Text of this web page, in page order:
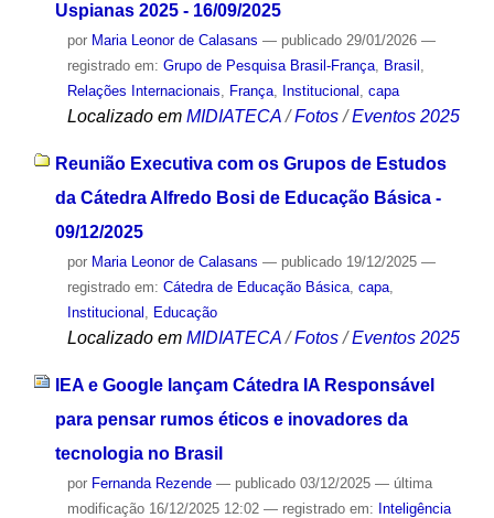
Uspianas 2025 - 16/09/2025
por Maria Leonor de Calasans — publicado29/01/2026 —
registrado em: Grupo de Pesquisa Brasil-França, Brasil ,
Relações Internacionais, França, Institucional , capa
Localizado em MIDIATECA /Fotos /Eventos 2025
Reunião Executiva com os Grupos de Estudos
da Cátedra Alfredo Bosi de Educação Básica -
09/12/2025
por Maria Leonor de Calasans — publicado19/12/2025 —
registrado em: Cátedra de Educação Básica, capa,
Institucional , Educação
Localizado em MIDIATECA /Fotos /Eventos 2025
IEA e Google lançam Cátedra IA Responsável
para pensar rumos éticos e inovadores da
tecnologia no Brasil
por Fernanda Rezende — publicado03/12/2025 — última
modificação16/12/2025 12:02 — registrado em: Inteligência